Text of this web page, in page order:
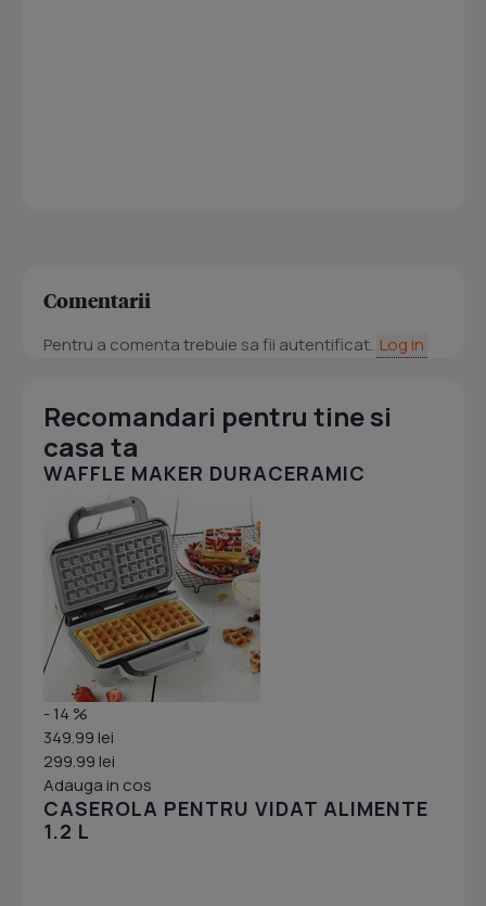
Comentarii
Pentru a comenta trebuie sa fii autentificat. Log in
Recomandari pentru tine si
casa ta
WAFFLE MAKER DURACERAMIC
- 14 %
349.99 lei
299.99 lei
Adauga in cos
CASEROLA PENTRU VIDAT ALIMENTE
1.2 L